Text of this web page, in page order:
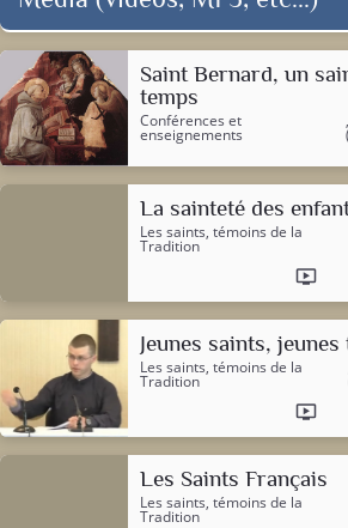
Saint Bernard, un
temps
Conférences et
enseignements
La sainteté des
Les saints, témoins de la
Tradition
ondemand_video
Jeunes saints,
Les saints, témoins de la
Tradition
ondemand_video
Les Saints Français
Les saints, témoins de la
Tradition